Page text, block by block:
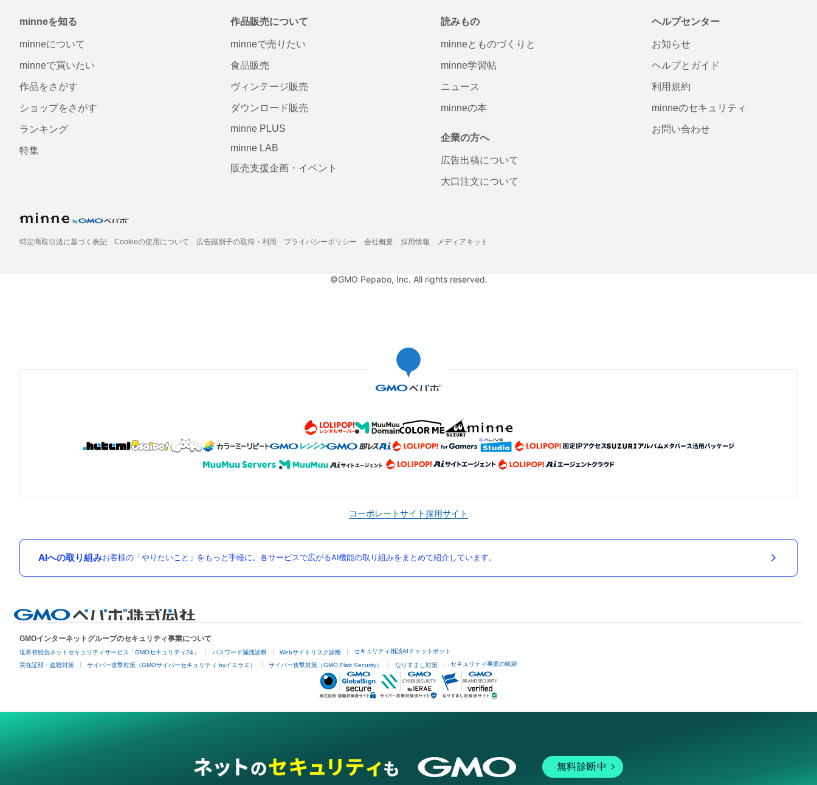
minneを知る
minneについて
minneで買いたい
作品をさがす
ショップをさがす
ランキング
特集
作品販売について
minneで売りたい
食品販売
ヴィンテージ販売
ダウンロード販売
minne PLUS
minne LAB
販売支援企画・イベント
読みもの
minneとものづくりと
minne学習帖
ニュース
minneの本
企業の方へ
広告出稿について
大口注文について
ヘルプセンター
お知らせ
ヘルプとガイド
利用規約
minneのセキュリティ
お問い合わせ
特定商取引法に基づく表記 Cookieの使用について 広告識別子の取得・利用 プライバシーポリシー 会社概要 採用情報 メディアキット
©GMO Pepabo, Inc. All rights reserved.
コーポレートサイト採用サイト
AIへの取り組みお客様の「やりたいこと」をもっと手軽に。各サービスで広がるAI機能の取り組みをまとめて紹介しています。
GMOインターネットグループのセキュリティ事業について
世界初総合ネットセキュリティサービス「GMOセキュリティ24」 パスワード漏洩診断 Webサイトリスク診断 セキュリティ相談AIチャットボット
実在証明・盗聴対策 サイバー攻撃対策（GMOサイバーセキュリティ byイエラエ） サイバー攻撃対策（GMO Flatt Security） なりすまし対策 セキュリティ事業の軌跡
無料診断中